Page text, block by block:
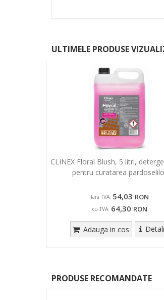
ULTIMELE PRODUSE
CLINEX Floral Blush, 5 litri,
pentru curatarea
fara TVA: 54,03 RON
cu TVA: 64,30 RON
Adauga in cos
PRODUSE RECOMANDATE